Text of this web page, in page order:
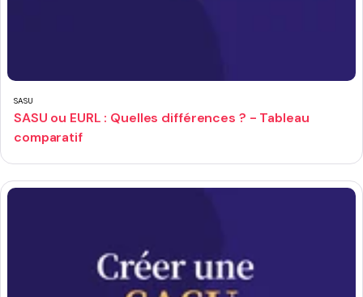
SASU
SASU ou EURL : Quelles différences ? - Tableau
comparatif